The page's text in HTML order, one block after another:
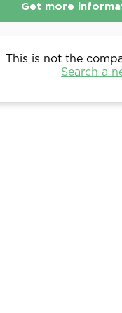
Get more
This is not the
Search a